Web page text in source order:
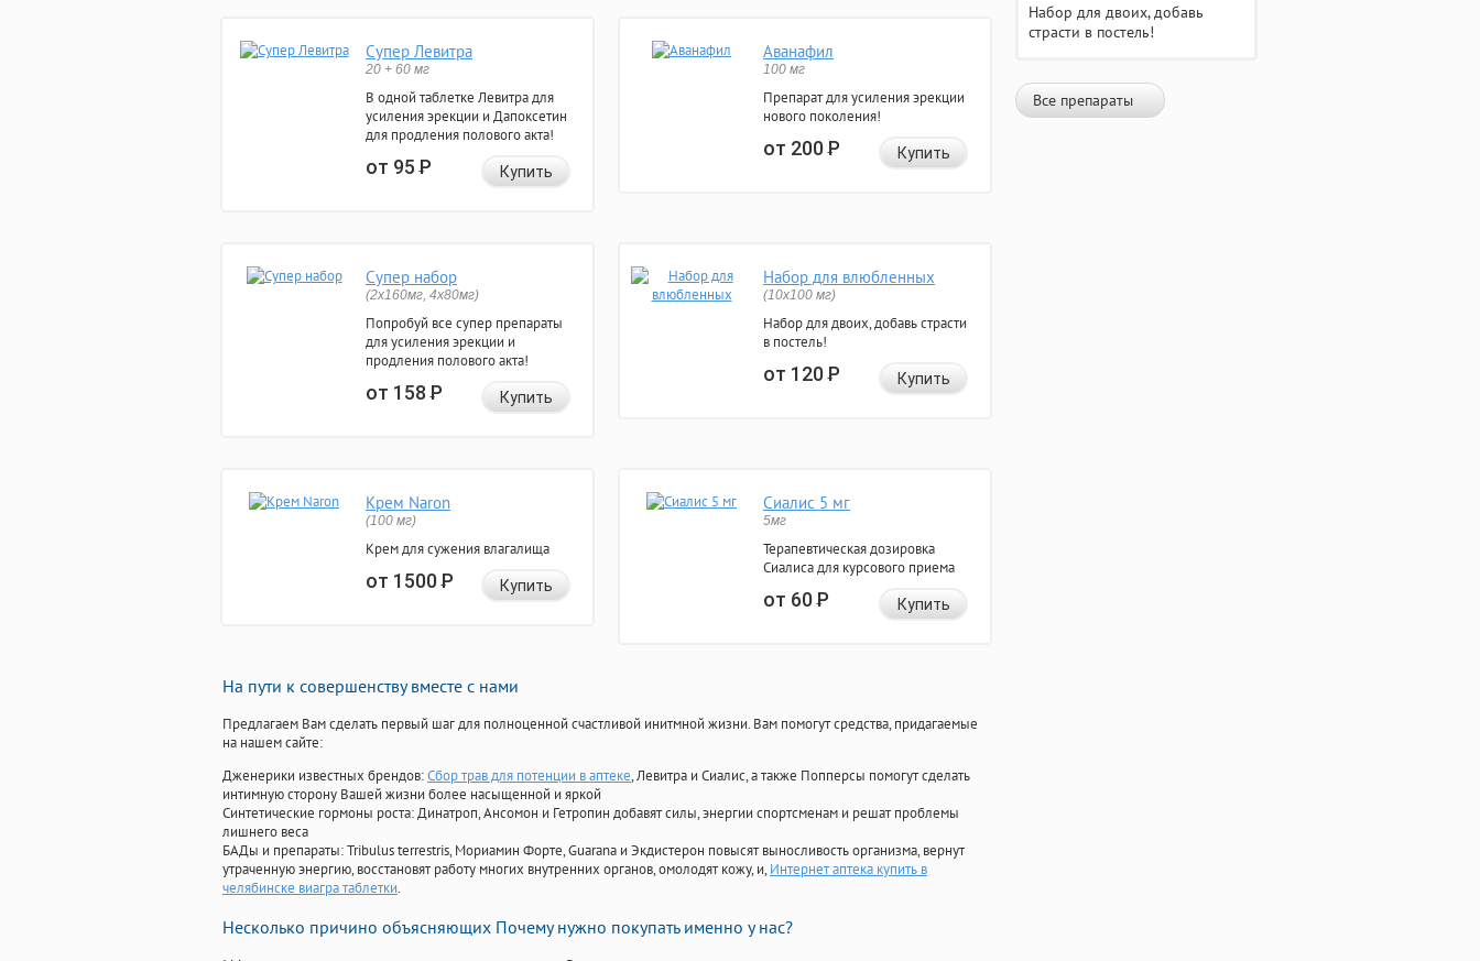
Супер Левитра
20 + 60 мг
В одной таблетке Левитра для
усиления эрекции и Дапоксетин
для продления полового акта!
от 95Р Купить
Аванафил
100 мг
Препарат для усиления эрекции
нового поколения!
от 200Р Купить
Супер набор
(2х160мг, 4х80мг)
Попробуй все супер препараты
для усиления эрекции и
продления полового акта!
от 158Р Купить
Набор для влюбленных
(10х100 мг)
Набор для двоих, добавь страсти
в постель!
от 120Р Купить
Крем Naron
(100 мг)
Крем для сужения влагалища
от 1500Р Купить
Сиалис 5 мг
5мг
Терапевтическая дозировка
Сиалиса для курсового приема
от 60Р Купить
На пути к совершенству вместе с нами
Предлагаем Вам сделать первый шаг для полноценной счастливой инитмной жизни. Вам помогут средства, придагаемые
на нашем сайте:
Дженерики известных брендов:Сбор трав для потенции в аптеке, Левитра и Сиалис, а также Попперсы помогут сделать
интимную сторону Вашей жизни более насыщенной и яркой
Синтетические гормоны роста: Динатроп, Ансомон и Гетропин добавят силы, энергии спортсменам и решат проблемы
лишнего веса
БАДы и препараты:Tribulus terrestris, Мориамин Форте, Guarana и Экдистерон повысят выносливость организма, вернут
утраченную энергию, восстановят работу многих внутренних органов, омолодят кожу, и, Интернет аптека купить в
челябинске виагра таблетки.
Несколько причино объясняющих Почему нужно покупать именно у нас?
Набор для двоих, добавь
страсти в постель!
Все препараты